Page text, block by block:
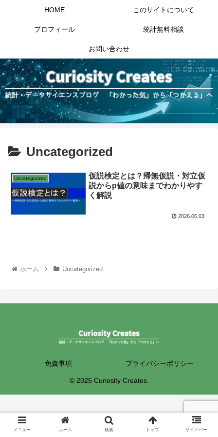
HOME このサイトについて
プロフィール 統計無料相談
お問い合わせ
Uncategorized
Uncategorized
仮説検定とは？帰無仮説・対立仮
説からp値の意味までわかりやす
く解説
2026.06.03
ホーム Uncategorized
免責事項 プライバシーポリシー
© 2025 Curiosity Creates.
メニュー ホーム 検索 トップ サイドバー